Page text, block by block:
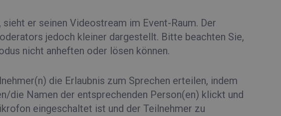
er seinen Videostream im Event-Raum. Der
jedoch kleiner dargestellt. Bitte beachten Sie,
nicht anheften oder lösen können.
die Erlaubnis zum Sprechen erteilen, indem
die Namen der entsprechenden Person(en) klickt und
eingeschaltet ist und der Teilnehmer zu